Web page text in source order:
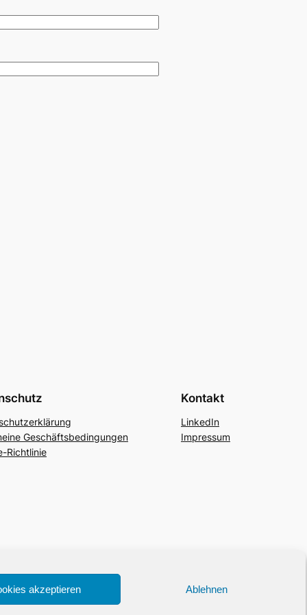
akzeptieren Ablehnen
Geschäftsbedingungen
Richtlinie
Kontakt
LinkedIn
Impressum